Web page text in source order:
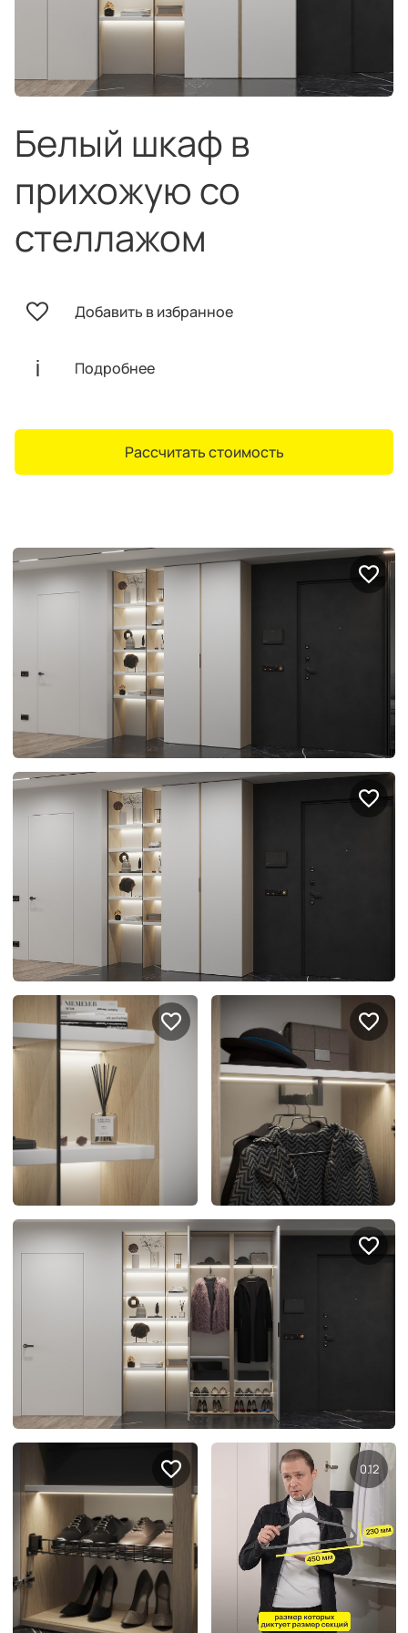
Салоны продаж
Десятки образцов в каждом салоне
О компании
Корпоративным
Портфолио проектов
интерьеров
Найдите своё
вдохновение
Правило мокрых рук: как
спроектировать мебель в
ванной, чтобы не открывать
ящики сто раз
4314
Витрина как в бутике:
которые покажут всё в
лучшем виде
5
Услуги
Дизайн-проект
Замер помещения
Кредит и рассрочка
Сборка и установка
Гарантии
Доставка
Подключение техники
Корпоративным клиентам
Рассрочка онлайн
Покупателям
Вопросы и ответы
Документация
Кухни на заказ
Цены
Блог
Портфолио проектов
Индивидуальный
технический проект
Салоны продаж
О компании
Отзывы
Москва и МО
Санкт-Петербург
Нижний Новгород
© 1996-2026 Фабрика мебели «Стильные Кухни»
Белый шкаф в
прихожую со
стеллажом
Добавить в избранное
Подробнее
Рассчитать стоимость
0.12